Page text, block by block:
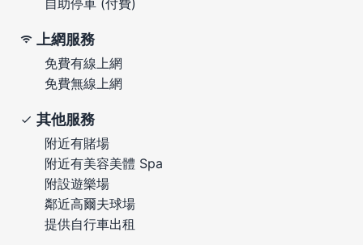
上網服務
免費有線上網
免費無線上網
其他服務
附近有賭場
附近有美容美體 Spa
附設遊樂場
鄰近高爾夫球場
提供自行車出租